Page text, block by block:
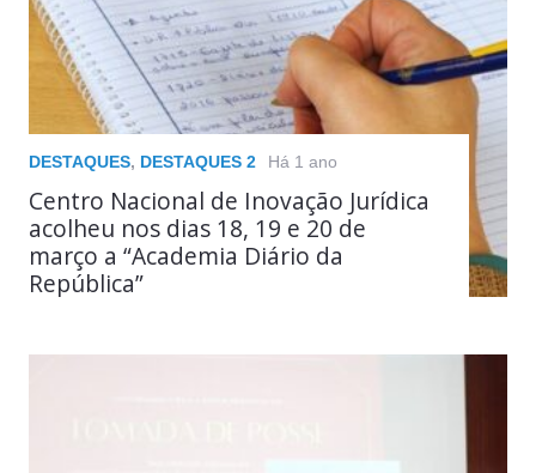
DESTAQUES, DESTAQUES 2 Há 1 ano
Centro Nacional de Inovação Jurídica
acolheu nos dias 18, 19 e 20 de
março a “Academia Diário da
República”